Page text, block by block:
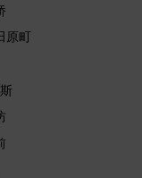
原町